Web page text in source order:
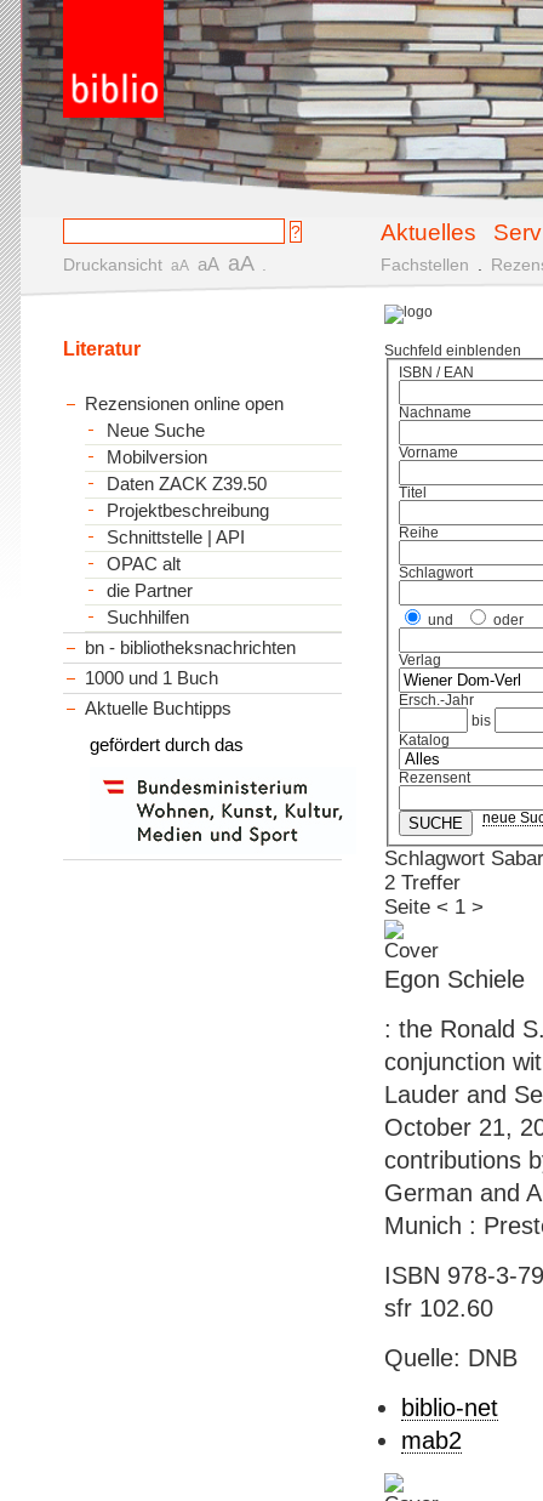
Aktuelles
Druckansicht aA aA aA Fachstellen
Suchfeld einblenden
ISBN / EAN
Nachname
Vorname
Titel
Reihe
Schlagwort
und oder
Verlag
Ersch.-Jahr
bis
Katalog
Rezensent
neue
Schlagwort
2 Treffer
Seite < 1 >
Egon Schiele
: the Ronald
conjunction
Lauder and
October 21,
contributions
German and
Munich :
ISBN 978-3-
sfr 102.60
Quelle: DNB
biblio-net
mab2
Literatur
Rezensionen online open
Neue Suche
Mobilversion
Daten ZACK Z39.50
Projektbeschreibung
Schnittstelle | API
OPAC alt
die Partner
Suchhilfen
bn - bibliotheksnachrichten
1000 und 1 Buch
Aktuelle Buchtipps
gefördert durch das